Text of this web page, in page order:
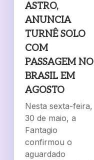
ASTRO,
ANUNCIA
TURNÊ SOLO
COM
PASSAGEM NO
BRASIL EM
AGOSTO
Nesta sexta-feira,
30 de maio, a
Fantagio
confirmou o
aguardado